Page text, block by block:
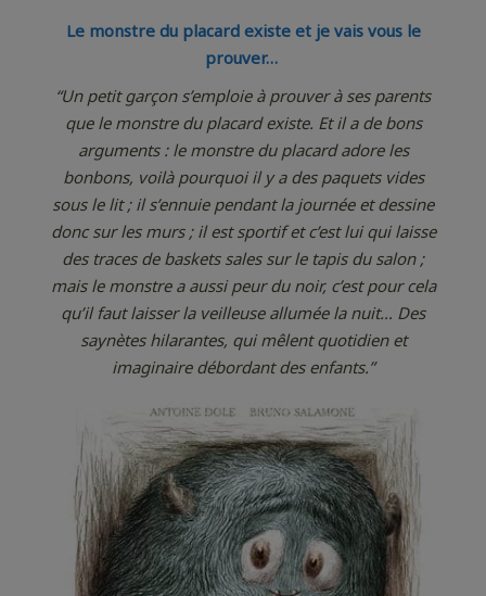
Le monstre du placard existe et je vais vous le
prouver…
“Un petit garçon s’emploie à prouver à ses parents
que le monstre du placard existe. Et il a de bons
arguments : le monstre du placard adore les
bonbons, voilà pourquoi il y a des paquets vides
sous le lit ; il s’ennuie pendant la journée et dessine
donc sur les murs ; il est sportif et c’est lui qui laisse
des traces de baskets sales sur le tapis du salon ;
mais le monstre a aussi peur du noir, c’est pour cela
qu’il faut laisser la veilleuse allumée la nuit… Des
saynètes hilarantes, qui mêlent quotidien et
imaginaire débordant des enfants.”